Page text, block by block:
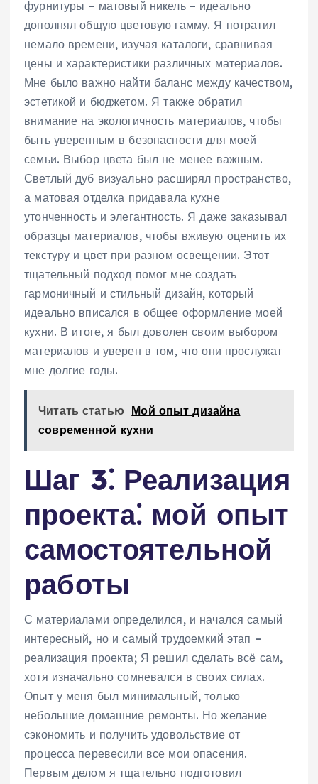
фурнитуры – матовый никель – идеально
дополнял общую цветовую гамму. Я потратил
немало времени, изучая каталоги, сравнивая
цены и характеристики различных материалов.
Мне было важно найти баланс между качеством,
эстетикой и бюджетом. Я также обратил
внимание на экологичность материалов, чтобы
быть уверенным в безопасности для моей
семьи. Выбор цвета был не менее важным.
Светлый дуб визуально расширял пространство,
а матовая отделка придавала кухне
утонченность и элегантность. Я даже заказывал
образцы материалов, чтобы вживую оценить их
текстуру и цвет при разном освещении. Этот
тщательный подход помог мне создать
гармоничный и стильный дизайн, который
идеально вписался в общее оформление моей
кухни. В итоге, я был доволен своим выбором
материалов и уверен в том, что они прослужат
мне долгие годы.
Читать статью Мой опыт дизайна
современной кухни
Шаг 3⁚ Реализация
проекта⁚ мой опыт
самостоятельной
работы
С материалами определился, и начался самый
интересный, но и самый трудоемкий этап –
реализация проекта; Я решил сделать всё сам,
хотя изначально сомневался в своих силах.
Опыт у меня был минимальный, только
небольшие домашние ремонты. Но желание
сэкономить и получить удовольствие от
процесса перевесили все мои опасения.
Первым делом я тщательно подготовил